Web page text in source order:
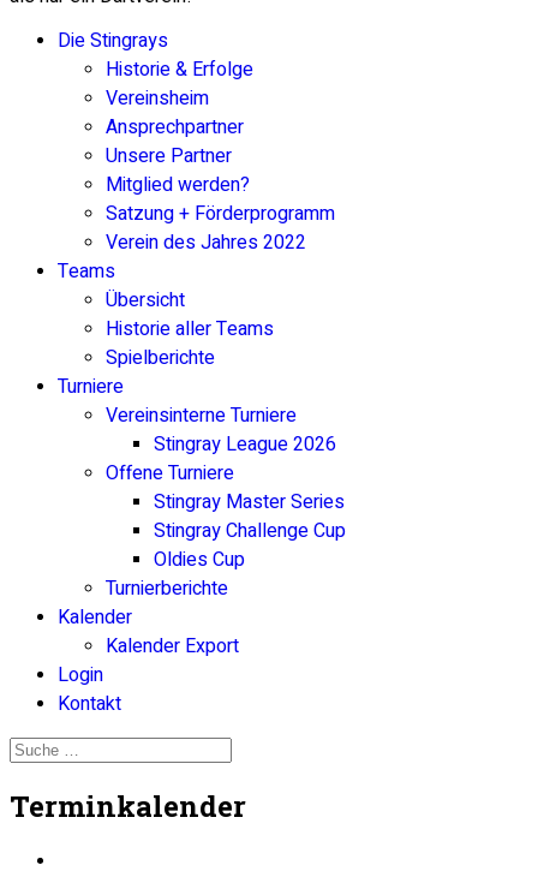
Die Stingrays
Historie & Erfolge
Vereinsheim
Ansprechpartner
Unsere Partner
Mitglied werden?
Satzung + Förderprogramm
Verein des Jahres 2022
Teams
Übersicht
Historie aller Teams
Spielberichte
Turniere
Vereinsinterne Turniere
Stingray League 2026
Offene Turniere
Stingray Master Series
Stingray Challenge Cup
Oldies Cup
Turnierberichte
Kalender
Kalender Export
Login
Kontakt
Terminkalender